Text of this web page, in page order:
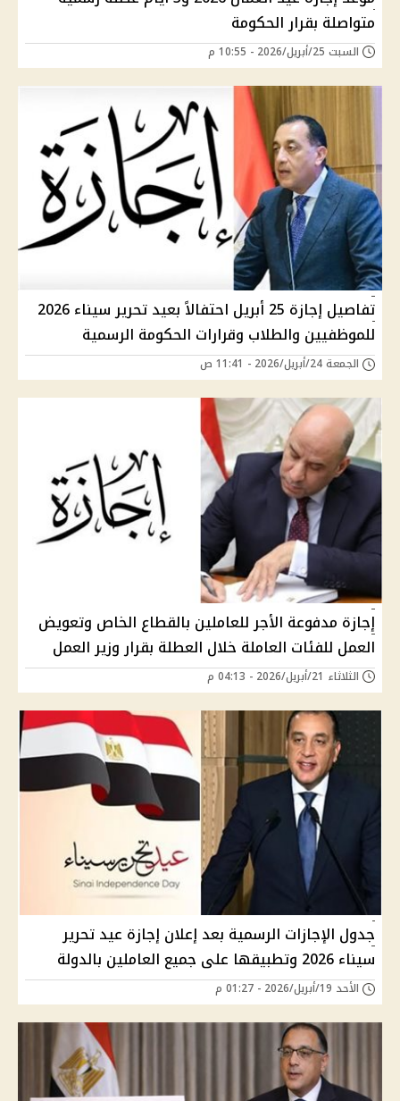
متواصلة بقرار الحكومة
السبت 25/أبريل/2026 - 10:55 م
تفاصيل إجازة 25 أبريل احتفالاً بعيد تحرير سيناء 2026
للموظفيين والطلاب وقرارات الحكومة الرسمية
الجمعة 24/أبريل/2026 - 11:41 ص
إجازة مدفوعة الأجر للعاملين بالقطاع الخاص وتعويض
العمل للفئات العاملة خلال العطلة بقرار وزير العمل
الثلاثاء 21/أبريل/2026 - 04:13 م
جدول الإجازات الرسمية بعد إعلان إجازة عيد تحرير
سيناء 2026 وتطبيقها على جميع العاملين بالدولة
الأحد 19/أبريل/2026 - 01:27 م